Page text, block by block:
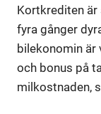
Kortkrediten
fyra gånger
bilekonomin är
och bonus på
milkostnaden,